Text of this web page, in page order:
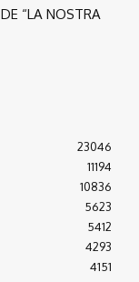
“LA NOSTRA
23046
11194
10836
5623
5412
4293
4151